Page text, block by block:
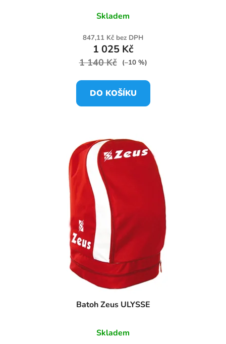
Skladem
847,11 Kč bez DPH
1 025 Kč
1 140 Kč (–10 %)
DO KOŠÍKU
Batoh Zeus ULYSSE
Skladem